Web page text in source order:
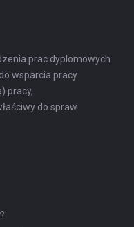
prac dyplomowych
wsparcia pracy
pracy,
do spraw